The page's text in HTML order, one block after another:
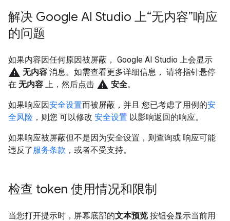
解决 Google AI Studio 上“无内容”响应
的问题
如果内容因任何原因被屏蔽， Google AI Studio 上会显示
warning 无内容 消息。如需查看更多详细信息， 请将指针悬停
在 无内容 上，然后点击 warning 安全。
如果响应因安全设置而被屏蔽，并且 您已考虑了用例的安
全风险 ，则您 可以修改 安全设置 以影响返回的响应。
如果响应被屏蔽但不是因为安全设置，则查询或 响应可能
违反了服务条款 ，或者不受支持。
检查 token 使用情况和限制
当您打开提示时，屏幕底部的文本预览 按钮会显示当前用